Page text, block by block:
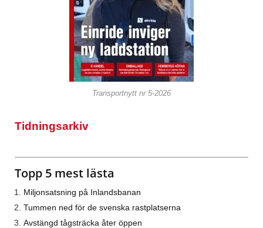
Transportnytt nr 5-2026
Tidningsarkiv
Topp 5 mest lästa
Miljonsatsning på Inlandsbanan
Tummen ned för de svenska rastplatserna
Avstängd tågsträcka åter öppen